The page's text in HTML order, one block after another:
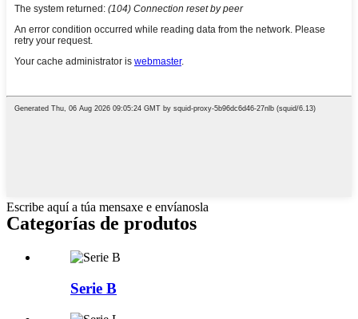
Escribe aquí a túa mensaxe e envíanosla
Categorías de produtos
Serie B